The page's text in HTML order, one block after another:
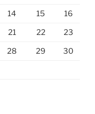
14 15 16
21 22 23
28 29 30